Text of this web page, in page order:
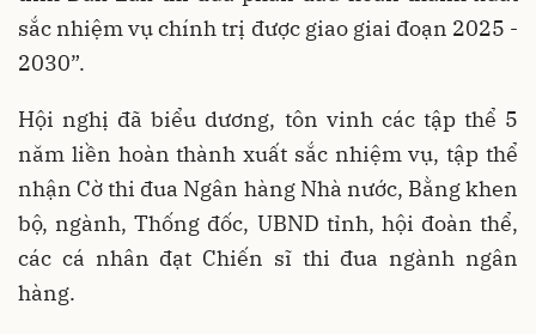
sắc nhiệm vụ chính trị được giao giai đoạn 2025 -
2030”.
Hội nghị đã biểu dương, tôn vinh các tập thể 5
năm liền hoàn thành xuất sắc nhiệm vụ, tập thể
nhận Cờ thi đua Ngân hàng Nhà nước, Bằng khen
bộ, ngành, Thống đốc, UBND tỉnh, hội đoàn thể,
các cá nhân đạt Chiến sĩ thi đua ngành ngân
hàng.